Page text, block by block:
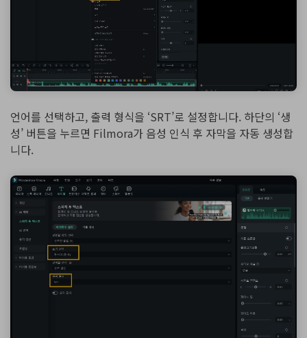
언어를 선택하고, 출력 형식을 ‘SRT’로 설정합니다. 하단의 ‘생
성’ 버튼을 누르면 Filmora가 음성 인식 후 자막을 자동 생성합
니다.